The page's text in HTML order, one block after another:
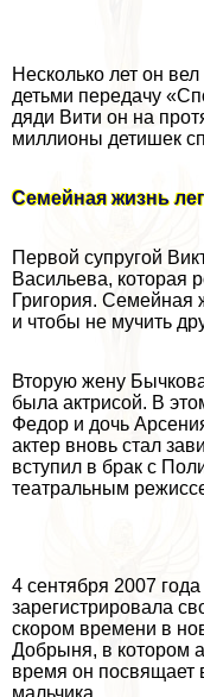
Несколько лет он
детьми передачу
дяди Вити он на
миллионы детишек
Семейная жизнь
Первой супругой
Васильева, которая
Григория. Семейная
и чтобы не мучить
Вторую жену
была актрисой. В
Федор и дочь
актер вновь стал
вступил в бpaк с
театральным
4 сентября 2007
зарегистрировала
скором времени в
Добрыня, в котором
время он посвящает
мальчика.